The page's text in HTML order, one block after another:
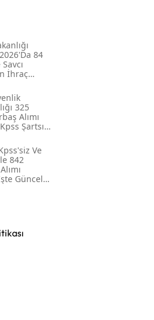
84
İhraç
325
Alımı
Şartsız
Başlayacak
Ve
842
Güncel